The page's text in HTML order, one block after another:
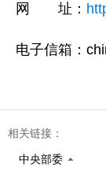
网 址：
电子信箱：
相关链接：
中央部委